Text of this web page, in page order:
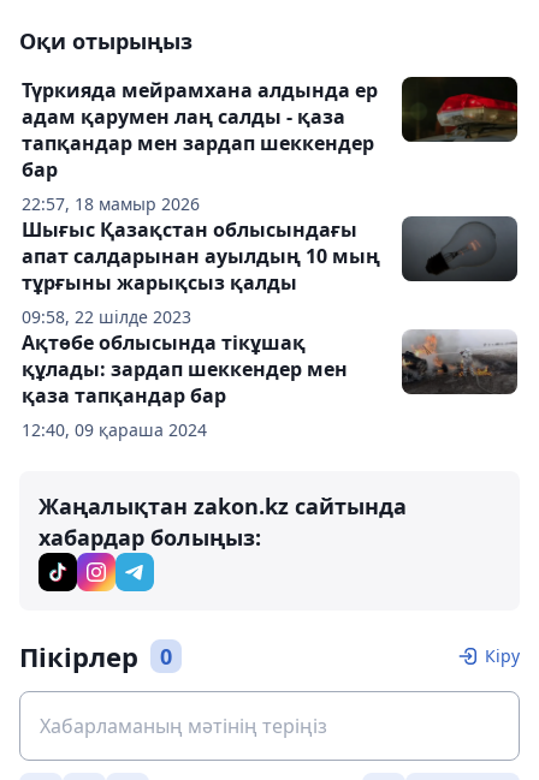
Оқи отырыңыз
22:57, 18 мамыр 2026
Түркияда мейрамхана алдында ер
адам қарумен лаң салды - қаза
тапқандар мен зардап шеккендер
бар
09:58, 22 шілде 2023
Шығыс Қазақстан облысындағы
апат салдарынан ауылдың 10 мың
тұрғыны жарықсыз қалды
12:40, 09 қараша 2024
Ақтөбе облысында тікұшақ
құлады: зардап шеккендер мен
қаза тапқандар бар
Жаңалықтан zakon.kz сайтында
хабардар болыңыз:
Пікірлер 0 Кіру